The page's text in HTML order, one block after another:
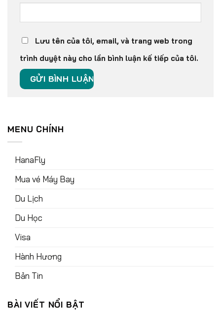
Lưu tên của tôi, email, và trang web trong
trình duyệt này cho lần bình luận kế tiếp của tôi.
MENU CHÍNH
HanaFly
Mua vé Máy Bay
Du Lịch
Du Học
Visa
Hành Hương
Bản Tin
BÀI VIẾT NỔI BẬT